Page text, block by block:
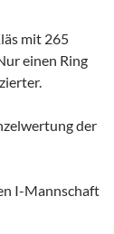
mit 265
einen Ring
der
I-Mannschaft